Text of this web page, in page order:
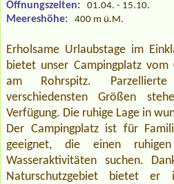
Öffnungszeiten: 01.04. - 15.10.
Meereshöhe: 400 m ü.M.
Erholsame Urlaubstage im
bietet unser Campingplatz
am Rohrspitz.
verschiedensten Größen
Verfügung. Die ruhige Lage in
Der Campingplatz ist für
geeignet, die einen
Wasseraktivitäten suchen.
Naturschutzgebiet bietet er